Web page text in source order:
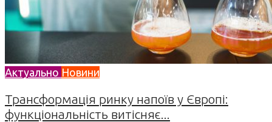
Актуально Новини
Трансформація ринку напоїв у Європі:
функціональність витісняє...